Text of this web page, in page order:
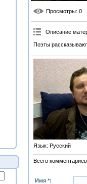
Просмотры: 0
Описание
Поэты
Язык: Русский
Всего комментариев
Имя *: